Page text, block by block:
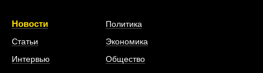
Новости
Статьи
Интервью
Политика
Экономика
Общество